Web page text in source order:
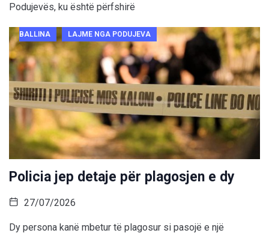
Podujevës, ku është përfshirë
BALLINA LAJME NGA PODUJEVA
Policia jep detaje për plagosjen e dy
27/07/2026
Dy persona kanë mbetur të plagosur si pasojë e një